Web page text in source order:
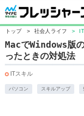
トップ > 社会人ライフ >
MacでWindows版
ったときの対処法
ITスキル
パソコン スキルアップ